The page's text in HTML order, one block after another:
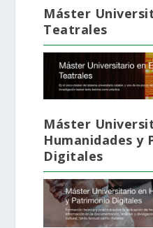
Máster
Teatrales
Máster
Humanidades y
Digitales